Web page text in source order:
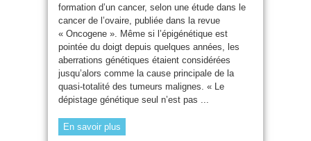
formation d’un cancer, selon une étude dans le
cancer de l’ovaire, publiée dans la revue
« Oncogene ». Même si l’épigénétique est
pointée du doigt depuis quelques années, les
aberrations génétiques étaient considérées
jusqu’alors comme la cause principale de la
quasi-totalité des tumeurs malignes. « Le
dépistage génétique seul n’est pas ...
En savoir plus